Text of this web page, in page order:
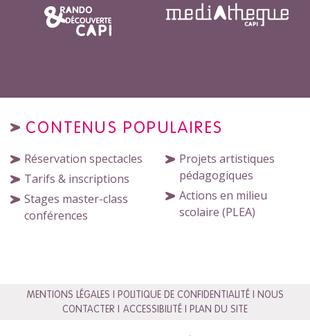
CONTENUS POPULAIRES
Réservation spectacles
Tarifs & inscriptions
Stages master-class
conférences
Projets artistiques
pédagogiques
Actions en milieu
scolaire (PLEA)
MENTIONS LÉGALES POLITIQUE DE CONFIDENTIALITÉ
NOUS
CONTACTER
ACCESSIBILITÉ PLAN DU SITE